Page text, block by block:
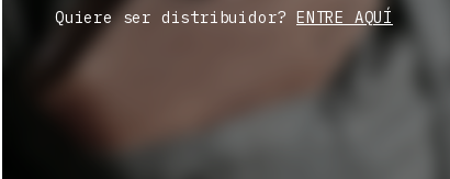
Quiere ser distribuidor?ENTRE AQUÍ